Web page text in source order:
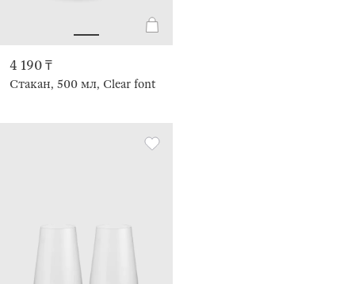
4 190 ₸
Стакан, 500 мл, Clear font